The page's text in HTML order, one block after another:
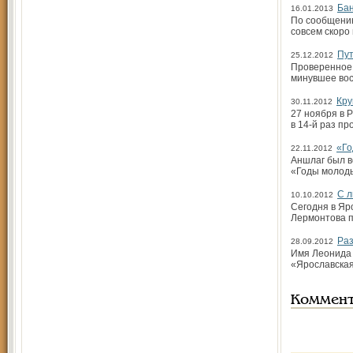
16.01.2013
По
совсем
25.12.2012
минувшее
30.11.2012
27 ноября в
в 14-й раз
22.11.2012
Аншлаг был
«Годы
10.10.2012 С
Сегодня в
Лермонтова
28.09.2012
Имя Леонида